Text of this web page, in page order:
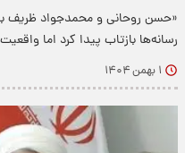
«حسن روحانی و محمدجواد ظریف
رسانه‌ها بازتاب پیدا کرد اما
۱ بهمن ۱۴۰۴